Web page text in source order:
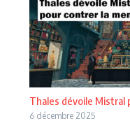
Thales dévoile Mistral
6 décembre 2025